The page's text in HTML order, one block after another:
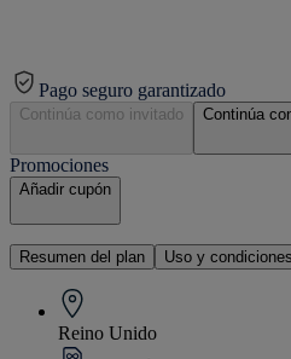
Pago seguro garantizado
Continúa como invitado Continúa
Promociones
Añadir cupón
Resumen del plan Uso y condiciones
Reino Unido